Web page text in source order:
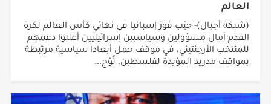
العالم
(شبكة أجيال)- خيّب فوز إسبانيا في نهائي كأس العالم لكرة
القدم آمال مسؤولين وسياسيين إسرائيليين أعلنوا دعمهم
للمنتخب الأرجنتيني، في موقف حمل أبعادا سياسية مرتبطة
بمواقف مدريد المؤيدة لفلسطين. تُوّج...